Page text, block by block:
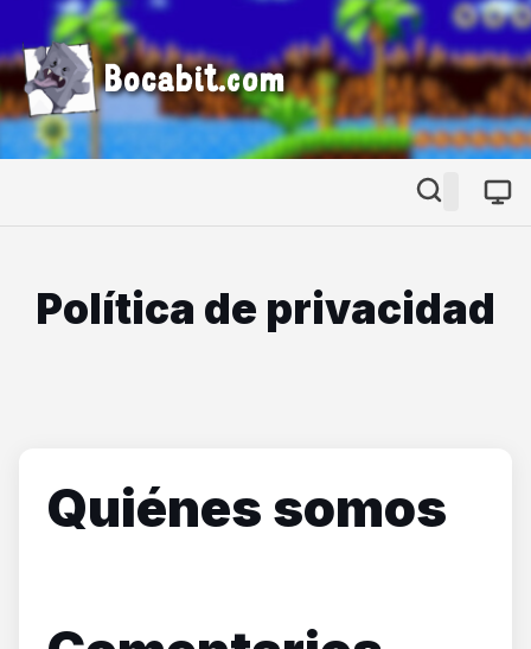
Bocabit.com
Política de privacidad
Quiénes somos